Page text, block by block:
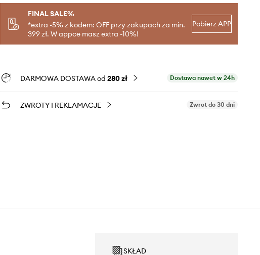
FINAL SALE%
*extra -5% z kodem: OFF przy zakupach za min.
399 zł. W appce masz extra -10%!
Pobierz APP
DARMOWA DOSTAWA od 280 zł Dostawa nawet w 24h
ZWROTY I REKLAMACJE Zwrot do 30 dni
SKŁAD